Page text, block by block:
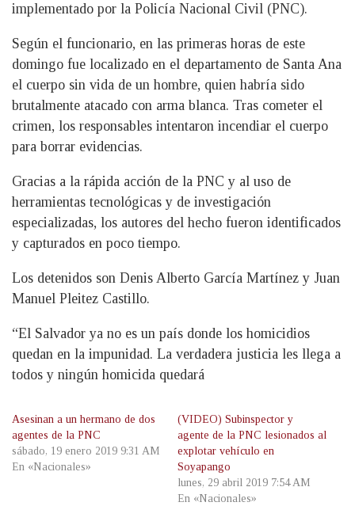
implementado por la Policía Nacional Civil (PNC).
Según el funcionario, en las primeras horas de este
domingo fue localizado en el departamento de Santa Ana
el cuerpo sin vida de un hombre, quien habría sido
brutalmente atacado con arma blanca. Tras cometer el
crimen, los responsables intentaron incendiar el cuerpo
para borrar evidencias.
Gracias a la rápida acción de la PNC y al uso de
herramientas tecnológicas y de investigación
especializadas, los autores del hecho fueron identificados
y capturados en poco tiempo.
Los detenidos son Denis Alberto García Martínez y Juan
Manuel Pleitez Castillo.
“El Salvador ya no es un país donde los homicidios
quedan en la impunidad. La verdadera justicia les llega a
todos y ningún homicida quedará
Asesinan a un hermano de dos
agentes de la PNC
sábado, 19 enero 2019 9:31 AM
En «Nacionales»
(VIDEO) Subinspector y
agente de la PNC lesionados al
explotar vehículo en
Soyapango
lunes, 29 abril 2019 7:54 AM
En «Nacionales»